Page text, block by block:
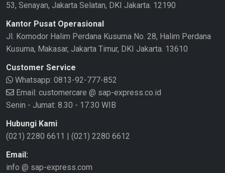
53, Senayan, Jakarta Selatan, DKI Jakarta. 12190
Kantor Pusat Operasional
Jl. Komodor Halim Perdana Kusuma No. 28, Halim Perdana
Kusuma, Makasar, Jakarta Timur, DKI Jakarta. 13610
Customer Service
Whatsapp: 0813-92-777-852
Email: customercare @ sap-express.co.id
Senin - Jumat: 8.30 - 17.30 WIB
Hubungi Kami
(021) 2280 6611
(021) 2280 6612
Email:
info @ sap-express.com